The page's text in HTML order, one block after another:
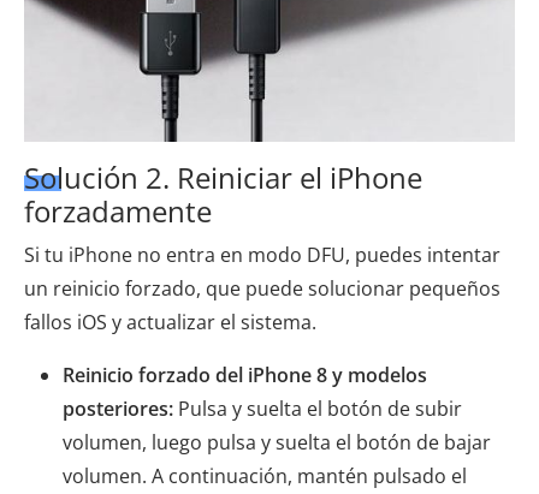
Solución 2. Reiniciar el iPhone
forzadamente
Si tu iPhone no entra en modo DFU, puedes intentar
un reinicio forzado, que puede solucionar pequeños
fallos iOS y actualizar el sistema.
Reinicio forzado del iPhone 8 y modelos
posteriores: Pulsa y suelta el botón de subir
volumen, luego pulsa y suelta el botón de bajar
volumen. A continuación, mantén pulsado el